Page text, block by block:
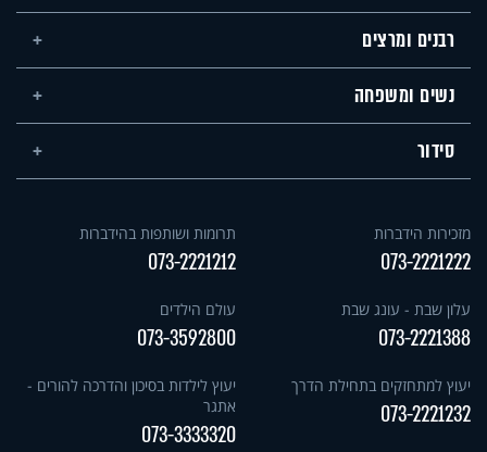
רבנים ומרצים
נשים ומשפחה
סידור
מזכירות הידברות
073-2221222
תרומות ושותפות בהידברות
073-2221212
עלון שבת - עונג שבת
073-2221388
עולם הילדים
073-3592800
יעוץ למתחזקים בתחילת הדרך
073-2221232
יעוץ לילדות בסיכון והדרכה להורים -
אתגר
073-3333320